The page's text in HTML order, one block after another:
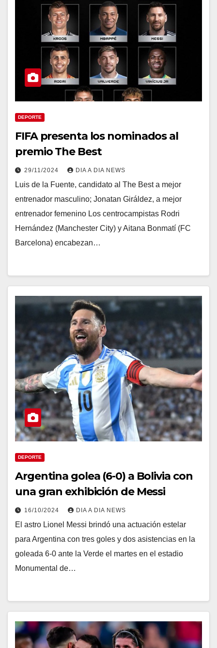
DEPORTE
FIFA presenta los nominados al
premio The Best
29/11/2024 DIA A DIA NEWS
Luis de la Fuente, candidato al The Best a mejor
entrenador masculino; Jonatan Giráldez, a mejor
entrenador femenino Los centrocampistas Rodri
Hernández (Manchester City) y Aitana Bonmatí (FC
Barcelona) encabezan…
DEPORTE
Argentina golea (6-0) a Bolivia con
una gran exhibición de Messi
16/10/2024 DIA A DIA NEWS
El astro Lionel Messi brindó una actuación estelar
para Argentina con tres goles y dos asistencias en la
goleada 6-0 ante la Verde el martes en el estadio
Monumental de…